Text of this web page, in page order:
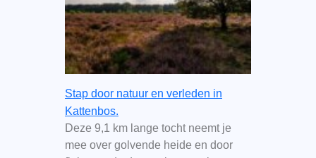
Stap door natuur en verleden in
Kattenbos.
Deze 9,1 km lange tocht neemt je
mee over golvende heide en door